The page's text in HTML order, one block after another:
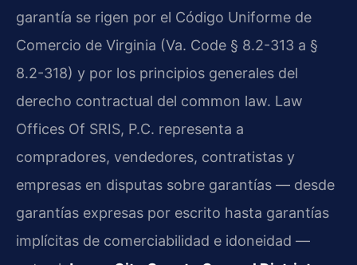
garantía se rigen por el Código Uniforme de
Comercio de Virginia (Va. Code § 8.2-313 a §
8.2-318) y por los principios generales del
derecho contractual del common law. Law
Offices Of SRIS, P.C. representa a
compradores, vendedores, contratistas y
empresas en disputas sobre garantías — desde
garantías expresas por escrito hasta garantías
implícitas de comerciabilidad e idoneidad —